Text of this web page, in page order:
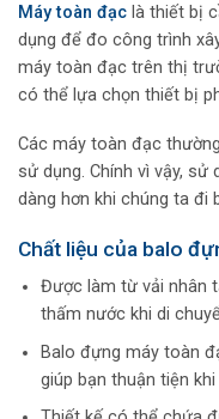
Máy toàn đạc là thiết bị
dụng để đo công trình
máy toàn đạc trên thị
có thể lựa chọn thiết bị
Các máy toàn đạc
sử dụng. Chính vì vậy, sử
dàng hơn khi chúng ta đi
Chất liệu của balo
Được làm từ vải nhân
thấm nước khi di
Balo đựng máy toàn
giúp bạn thuận tiện